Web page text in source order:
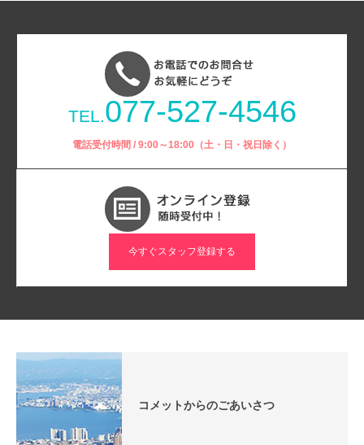
TEL.077-527-4546
電話受付時間 / 9:00～18:00（土・日・祝日除く）
今すぐスタッフ登録する
コメットからのごあいさつ